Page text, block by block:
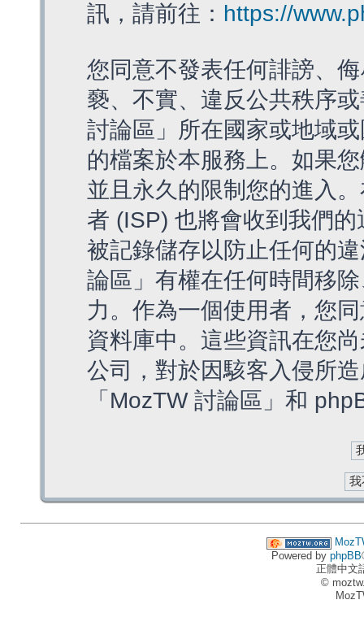
訊，請前往： https://
您同意不發表任何誹謗、
褻、不實、違反公共秩序
討論區」所在國家或地域
的檔案於本服務上。如果
並且永久的限制您的進入
者 (ISP) 也將會收到我們
被記錄儲存以防止任何的
論區」有權在任何時間移
力。作為一個使用者，您
資料庫中。這些資訊在您
公司，對於因駭客入侵所
「MozTW 討論區」和
Powered by phpBB
正體中文
©